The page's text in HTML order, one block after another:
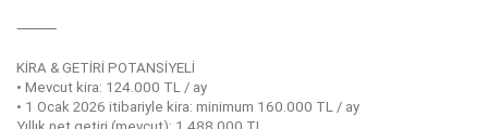
⸻
KİRA & GETİRİ POTANSİYELİ
• Mevcut kira: 124.000 TL / ay
• 1 Ocak 2026 itibariyle kira: minimum 160.000 TL / ay